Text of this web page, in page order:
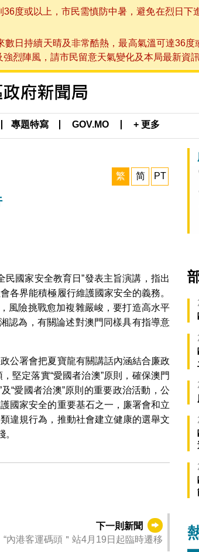
度或以上，市民需慎防中暑，避免在烈日
日持續天晴及非常酷熱，最高氣溫可達36
烈陣風，請市民留意天氣變化及本局最新資
專題特寫 GOV.MO + 更多
繁 简 PT
國家安全教育日”發表主旨演講，指出
各界能積極履行維護國家安全的義務。
風險挑戰愈加複雜嚴峻，要打造高水平
認為，有關論述對澳門同樣具有指導意
公署會把夏寶龍有關講話內涵結合廉政
堅定落實“愛國者治澳”原則，確保澳門
“愛國者治澳”原則的重要政治活動，公
國家安全的重要基石之一，廉署會和立
違規行為，推動社會建立健康的選舉文
下一則新聞
“內港客運碼頭＂站4月19日起臨時遷移